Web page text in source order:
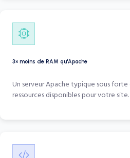
3× moins de RAM qu'Apache
Un serveur Apache typique sous
ressources disponibles pour votre site.